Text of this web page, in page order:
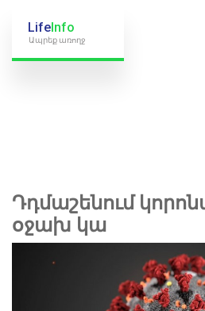
LifeInfo
Ապրեք առողջ
Դդմաշենում
օջախ կա